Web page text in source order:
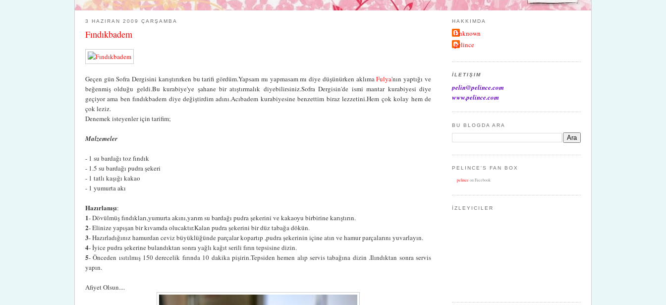
3 HAZIRAN 2009 ÇARŞAMBA
Fındıkbadem
Geçen gün Sofra Dergisini karıştırırken bu tarifi gördüm.Yapsam mı yapmasam mı diye düşünürken aklımaFulya'nın yaptığı ve
beğenmiş olduğu geldi.Bu kurabiye'ye şahane bir atıştırmalık diyebilirsiniz.Sofra Dergisin'de ismi mantar kurabiyesi diye
geçiyor ama ben fındıkbadem diye değiştirdim adını.Acıbadem kurabiyesine benzettim biraz lezzetini.Hem çok kolay hem de
çok leziz.
Denemek isteyenler için tarifim;
Malzemeler
- 1 su bardağı toz fındık
- 1.5 su bardağı pudra şekeri
- 1 tatlı kaşığı kakao
- 1 yumurta akı
Hazırlanışı:
1- Dövülmüş fındıkları,yumurta akını,yarım su bardağı pudra şekerini ve kakaoyu birbirine karıştırın.
2- Elinize yapışan bir kıvamda olucaktır.Kalan pudra şekerini bir düz tabağa dökün.
3- Hazırladığınız hamurdan ceviz büyüklüğünde parçalar kopartıp ,pudra şekerinin içine atın ve hamur parçalarını yuvarlayın.
4- İyice pudra şekerine bulandıktan sonra yağlı kağıt serili fırın tepsisine dizin.
5- Önceden ısıtılmış 150 derecelik fırında 10 dakika pişirin.Tepsiden hemen alıp servis tabağına dizin .Ilındıktan sonra servis
yapın.
Afiyet Olsun....
HAKKIMDA
Unknown
pelince
İLETIŞIM
pelin@pelince.com
www.pelince.com
BU BLOGDA ARA
PELINCE'S FAN BOX
pelince on Facebook
İZLEYICILER